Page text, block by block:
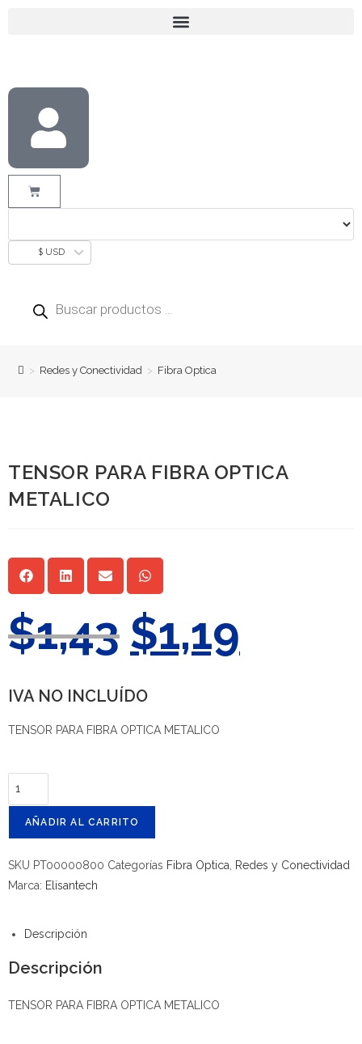
$ USD
> Redes y Conectividad > Fibra Optica
TENSOR PARA FIBRA OPTICA
METALICO
$1,43 $1,19
IVA NO INCLUÍDO
TENSOR PARA FIBRA OPTICA METALICO
AÑADIR AL CARRITO
SKU PT00000800 Categorías Fibra Optica
Redes y Conectividad
Marca: Elisantech
Descripción
Descripción
TENSOR PARA FIBRA OPTICA METALICO